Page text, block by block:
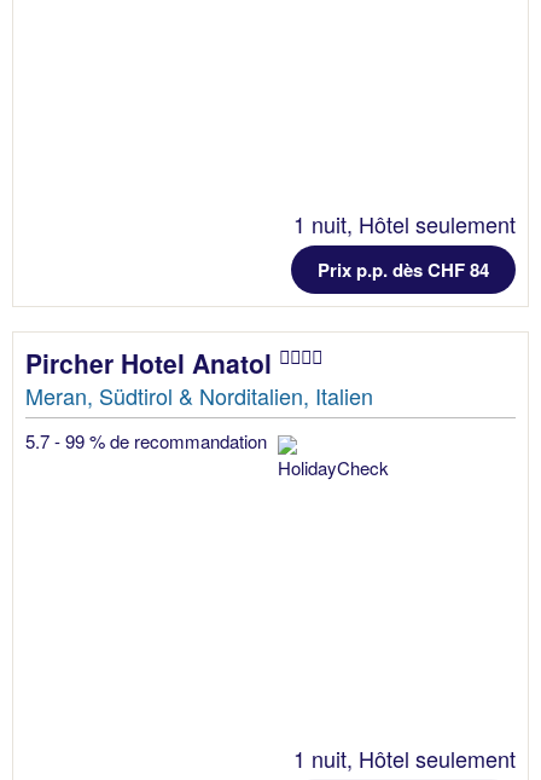
1 nuit, Hôtel seulement
Prix p.p. dès CHF 84
Pircher Hotel Anatol
Meran, Südtirol & Norditalien, Italien
5.7 - 99 % de recommandation
1 nuit, Hôtel seulement